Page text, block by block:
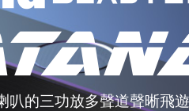
叭的三功放多聲道聲晰飛遊